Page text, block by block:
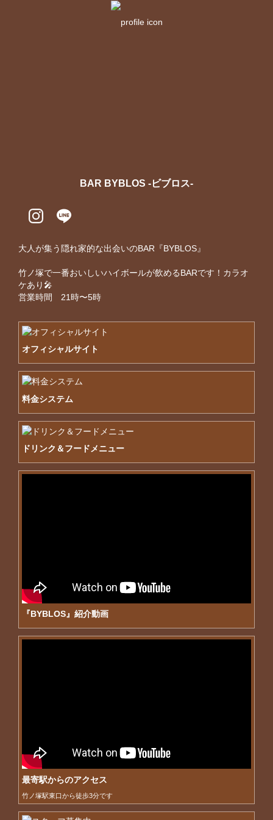
BAR BYBLOS -ビブロス-
大人が集う隠れ家的な出会いのBAR『BYBLOS』
竹ノ塚で一番おいしいハイボールが飲めるBARです！カラオ
ケあり🎤
営業時間　21時〜5時
オフィシャルサイト
料金システム
ドリンク＆フードメニュー
『BYBLOS』紹介動画
最寄駅からのアクセス
竹ノ塚駅東口から徒歩3分です